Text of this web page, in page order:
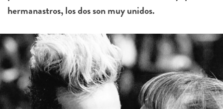
hermanastros, los dos son muy unidos.